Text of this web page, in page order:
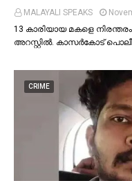
MALAYALI SPEAKS
13 കാരിയായ മകളെ
അറസ്റ്റില്‍. കാസർകോട്
CRIME